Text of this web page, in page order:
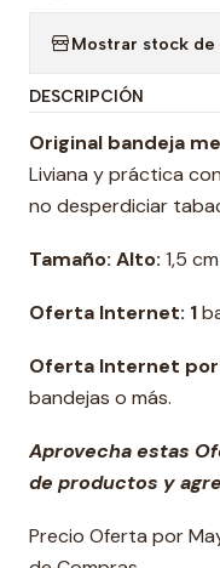
Mostrar stock de
DESCRIPCIÓN
Original bandeja
Liviana y práctica
no desperdiciar
Tamaño: Alto: 1,5
Oferta Internet: 1
Oferta Internet por
bandejas o más.
Aprovecha estas
de productos y
Precio Oferta por